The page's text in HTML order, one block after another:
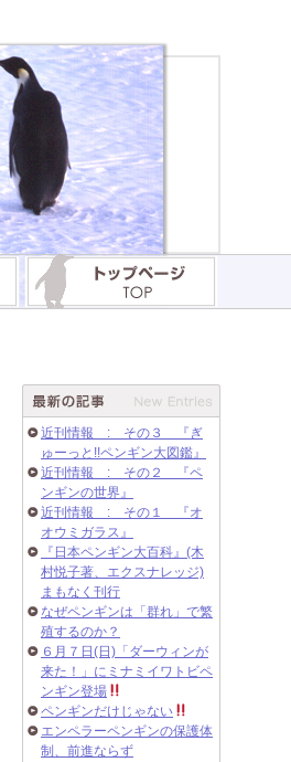
近刊情報 : その３ 『ぎ
ゅーっと!!ペンギン大図鑑』
近刊情報 : その２ 『ペ
ンギンの世界』
近刊情報 : その１ 『オ
オウミガラス』
『日本ペンギン大百科』(木
村悦子著、エクスナレッジ)
まもなく刊行
なぜペンギンは「群れ」で繁
殖するのか？
６月７日(日)「ダーウィンが
来た！」にミナミイワトビペ
ンギン登場
ペンギンだけじゃない
エンペラーペンギンの保護体
制、前進ならず